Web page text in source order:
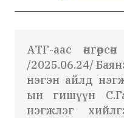
АТГ-аас
/2025.06.24/
нэгэн айлд
ын гишүүн
нэгжлэг